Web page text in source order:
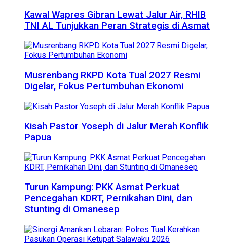
Kawal Wapres Gibran Lewat Jalur Air, RHIB
TNI AL Tunjukkan Peran Strategis di Asmat
Musrenbang RKPD Kota Tual 2027 Resmi
Digelar, Fokus Pertumbuhan Ekonomi
Kisah Pastor Yoseph di Jalur Merah Konflik
Papua
Turun Kampung: PKK Asmat Perkuat
Pencegahan KDRT, Pernikahan Dini, dan
Stunting di Omanesep